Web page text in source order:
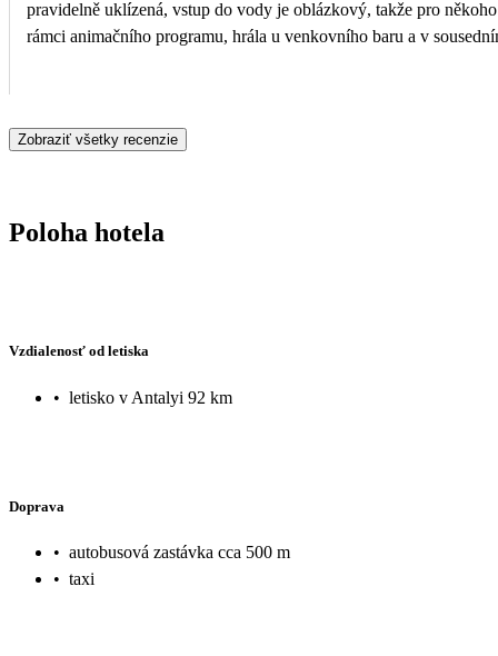
pravidelně uklízená, vstup do vody je oblázkový, takže pro
rámci animačního programu, hrála u venkovního baru a v
Zobraziť všetky recenzie
Poloha hotela
Vzdialenosť od letiska
• letisko v Antalyi 92 km
Doprava
• autobusová zastávka cca 500 m
• taxi